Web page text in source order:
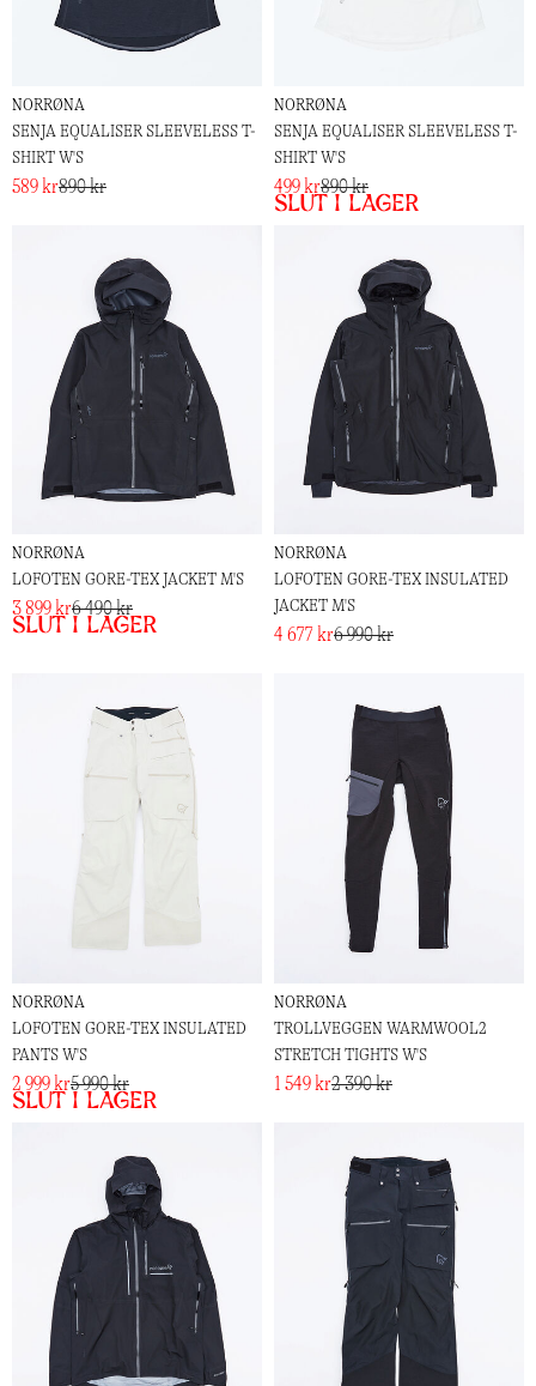
NORRØNA
SENJA EQUALISER SLEEVELESS T-
SHIRT W'S
589 kr890 kr
NORRØNA
SENJA EQUALISER SLEEVELESS T-
SHIRT W'S
499 kr890 kr
Slut i lager
NORRØNA
LOFOTEN GORE-TEX JACKET M'S
3 899 kr6 490 kr
Slut i lager
NORRØNA
LOFOTEN GORE-TEX INSULATED
JACKET M'S
4 677 kr6 990 kr
NORRØNA
LOFOTEN GORE-TEX INSULATED
PANTS W'S
2 999 kr5 990 kr
Slut i lager
NORRØNA
TROLLVEGGEN WARMWOOL2
STRETCH TIGHTS W'S
1 549 kr2 390 kr